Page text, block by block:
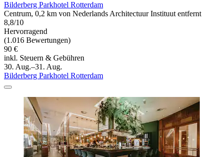
Bilderberg Parkhotel Rotterdam
Centrum, 0,2 km von Nederlands Architectuur Instituut entfernt
8,8/10
Hervorragend
(1.016 Bewertungen)
90 €
inkl. Steuern & Gebühren
30. Aug.–31. Aug.
Bilderberg Parkhotel Rotterdam